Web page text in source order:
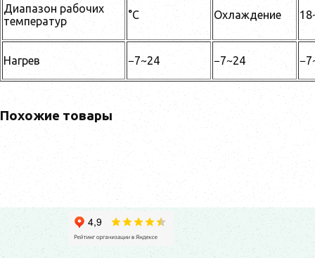
Диапазон рабочих
температур
°C Охлаждение
Нагрев −7~24 −7~24
Похожие товары